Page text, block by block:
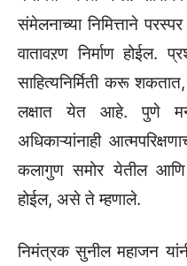
संमेलनाच्या निमित्ताने
वातावऱण निर्माण होईल.
साहित्यनिर्मिती करू
लक्षात येत आहे. पुणे
अधिकाऱ्यांनाही
कलागुण समोर येतील आणि
होईल, असे ते म्हणाले.
निमंत्रक सुनील महाजन